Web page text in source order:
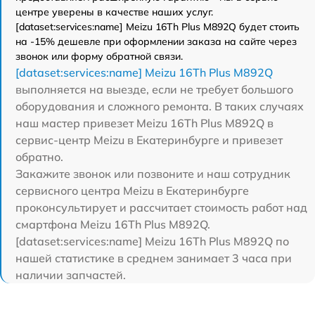
центре уверены в качестве наших услуг.
[dataset:services:name] Meizu 16Th Plus M892Q будет стоить
на -15% дешевле при оформлении заказа на сайте через
звонок или форму обратной связи.
[dataset:services:name] Meizu 16Th Plus M892Q
выполняется на выезде, если не требует большого
оборудования и сложного ремонта. В таких случаях
наш мастер привезет Meizu 16Th Plus M892Q в
сервис-центр Meizu в Екатеринбурге и привезет
обратно.
Закажите звонок или позвоните и наш сотрудник
сервисного центра Meizu в Екатеринбурге
проконсультирует и рассчитает стоимость работ над
смартфона Meizu 16Th Plus M892Q.
[dataset:services:name] Meizu 16Th Plus M892Q по
нашей статистике в среднем занимает 3 часа при
наличии запчастей.